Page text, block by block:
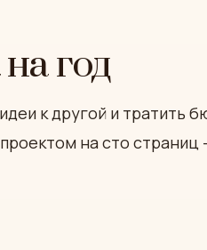
год
к другой и тратить
на сто страниц